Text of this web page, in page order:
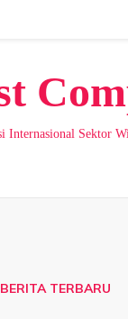
Internasional Sektor
BERITA TERBARU